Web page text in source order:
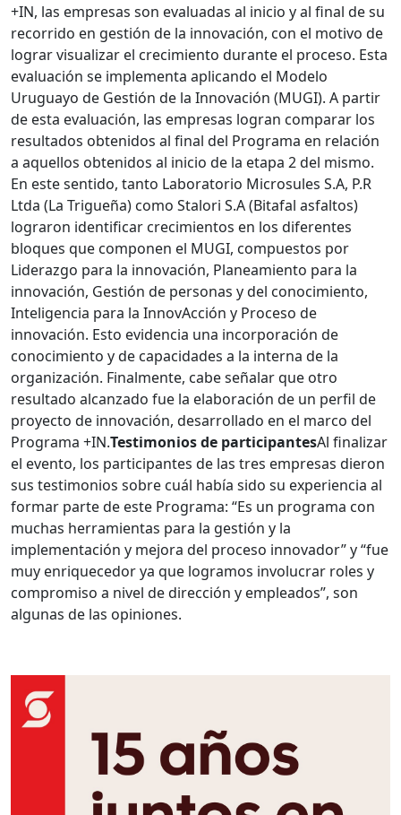
+IN, las empresas son evaluadas al inicio y al final de su
recorrido en gestión de la innovación, con el motivo de
lograr visualizar el crecimiento durante el proceso. Esta
evaluación se implementa aplicando el Modelo
Uruguayo de Gestión de la Innovación (MUGI). A partir
de esta evaluación, las empresas logran comparar los
resultados obtenidos al final del Programa en relación
a aquellos obtenidos al inicio de la etapa 2 del mismo.
En este sentido, tanto Laboratorio Microsules S.A, P.R
Ltda (La Trigueña) como Stalori S.A (Bitafal asfaltos)
lograron identificar crecimientos en los diferentes
bloques que componen el MUGI, compuestos por
Liderazgo para la innovación, Planeamiento para la
innovación, Gestión de personas y del conocimiento,
Inteligencia para la InnovAcción y Proceso de
innovación. Esto evidencia una incorporación de
conocimiento y de capacidades a la interna de la
organización. Finalmente, cabe señalar que otro
resultado alcanzado fue la elaboración de un perfil de
proyecto de innovación, desarrollado en el marco del
Programa +IN.Testimonios de participantesAl finalizar
el evento, los participantes de las tres empresas dieron
sus testimonios sobre cuál había sido su experiencia al
formar parte de este Programa: “Es un programa con
muchas herramientas para la gestión y la
implementación y mejora del proceso innovador” y “fue
muy enriquecedor ya que logramos involucrar roles y
compromiso a nivel de dirección y empleados”, son
algunas de las opiniones.